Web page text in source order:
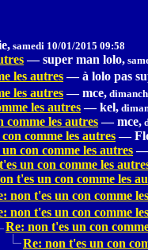
samedi 10/01/2015 09:58
— super man lolo,
les autres — à lolo pas
les autres — mce,
les autres — kel,
comme les autres — mce,
comme les autres —
con comme les autres —
un con comme les
t'es un con comme les
non t'es un con comme
non t'es un con comme
Re: non t'es un con
Re: non t'es un con